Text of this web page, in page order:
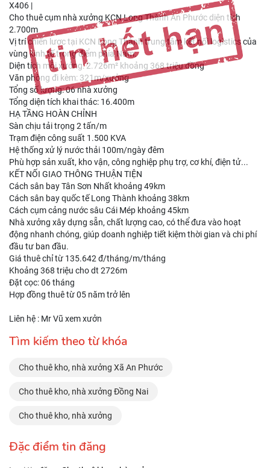
X406 |
Cho thuê cụm nhà xưởng KCN Long Thành An Phước diện tích
2.700m
Vị trí chiến lược tại KCN Long Thành trung tâm kết nối logistics của
vùng kinh tế trọng điểm phía Nam.
Diện tích mỗi xưởng: 2.726m² khoảng 368 triệu đồng
Văn phòng đi kèm: 321m/xưởng
Tổng số lượng: 06 nhà xưởng
Tổng diện tích khai thác: 16.400m
HẠ TẦNG HOÀN CHỈNH
Sàn chịu tải trọng 2 tấn/m
Trạm điện công suất 1.500 KVA
Hệ thống xử lý nước thải 100m/ngày đêm
Phù hợp sản xuất, kho vận, công nghiệp phụ trợ, cơ khí, điện tử...
KẾT NỐI GIAO THÔNG THUẬN TIỆN
Cách sân bay Tân Sơn Nhất khoảng 49km
Cách sân bay quốc tế Long Thành khoảng 38km
Cách cụm cảng nước sâu Cái Mép khoảng 45km
Nhà xưởng xây dựng sẵn, chất lượng cao, có thể đưa vào hoạt
động nhanh chóng, giúp doanh nghiệp tiết kiệm thời gian và chi phí
đầu tư ban đầu.
Giá thuê chỉ từ 135.642 đ/tháng/m/tháng
Khoảng 368 triệu cho dt 2726m
Đặt cọc: 06 tháng
Hợp đồng thuê từ 05 năm trở lên
Liên hệ : Mr Vũ xem xưởn
Tìm kiếm theo từ khóa
Cho thuê kho, nhà xưởng Xã An Phước
Cho thuê kho, nhà xưởng Đồng Nai
Cho thuê kho, nhà xưởng
Đặc điểm tin đăng